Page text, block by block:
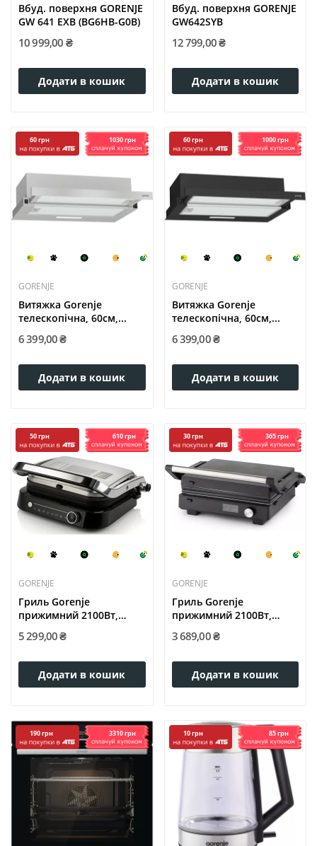
Вбуд. поверхня GORENJE
GW 641 EXB (BG6HB-G0B)
10 999,00 ₴
Додати в кошик
Вбуд. поверхня GORENJE
GW642SYB
12 799,00 ₴
Додати в кошик
60 грн 1030 грн
GORENJE
Витяжка Gorenje
телескопічна, 60см,...
6 399,00 ₴
Додати в кошик
60 грн 1000 грн
GORENJE
Витяжка Gorenje
телескопічна, 60см,...
6 399,00 ₴
Додати в кошик
50 грн 610 грн
GORENJE
Гриль Gorenje
прижимний 2100Вт,
5 299,00 ₴
Додати в кошик
30 грн 365 грн
GORENJE
Гриль Gorenje
прижимний 2100Вт,
3 689,00 ₴
Додати в кошик
190 грн 3310 грн 10 грн 85 грн